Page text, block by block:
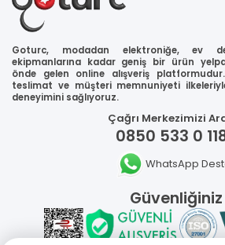
Goturc, modadan elektroniğe, ev
ekipmanlarına kadar geniş bir ürün
önde gelen online alışveriş platformudur.
teslimat ve müşteri memnuniyeti
deneyimini sağlıyoruz.
Çağrı Merkezimizi
0850 533 0
WhatsApp
Güvenliğiniz